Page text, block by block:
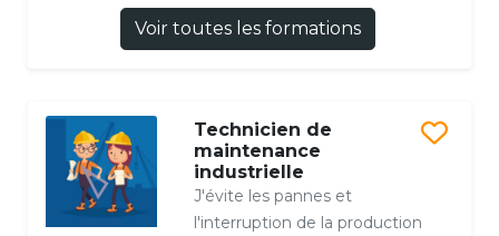
Voir toutes les formations
Technicien de
maintenance
industrielle
J'évite les pannes et
l'interruption de la production